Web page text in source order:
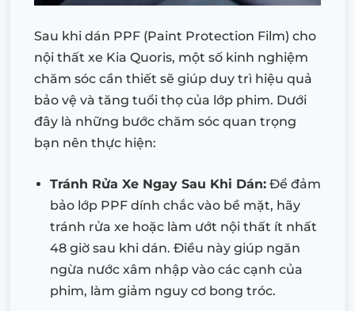
Sau khi dán PPF (Paint Protection Film) cho
nội thất xe Kia Quoris, một số kinh nghiệm
chăm sóc cần thiết sẽ giúp duy trì hiệu quả
bảo vệ và tăng tuổi thọ của lớp phim. Dưới
đây là những bước chăm sóc quan trọng
bạn nên thực hiện:
Tránh Rửa Xe Ngay Sau Khi Dán: Để đảm
bảo lớp PPF dính chắc vào bề mặt, hãy
tránh rửa xe hoặc làm ướt nội thất ít nhất
48 giờ sau khi dán. Điều này giúp ngăn
ngừa nước xâm nhập vào các cạnh của
phim, làm giảm nguy cơ bong tróc.